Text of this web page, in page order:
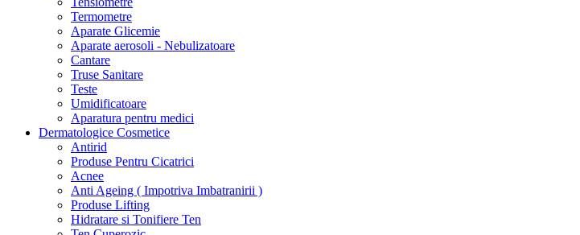
Termometre
Aparate Glicemie
Aparate aerosoli - Nebulizatoare
Cantare
Truse Sanitare
Teste
Umidificatoare
Aparatura pentru medici
Dermatologice Cosmetice
Antirid
Produse Pentru Cicatrici
Acnee
Anti Ageing ( Impotriva Imbatranirii )
Produse Lifting
Hidratare si Tonifiere Ten